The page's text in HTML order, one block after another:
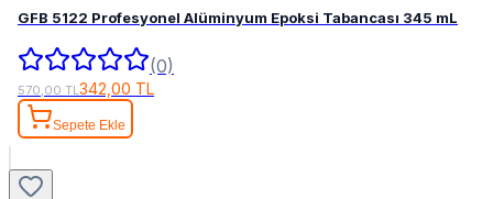
GFB 5122 Profesyonel Alüminyum Epoksi Tabancası 345 mL
(0)
570,00 TL 342,00 TL
Sepete Ekle